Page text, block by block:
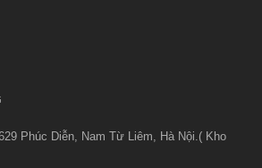
Phúc Diễn, Nam Từ Liêm, Hà Nội.( Kho